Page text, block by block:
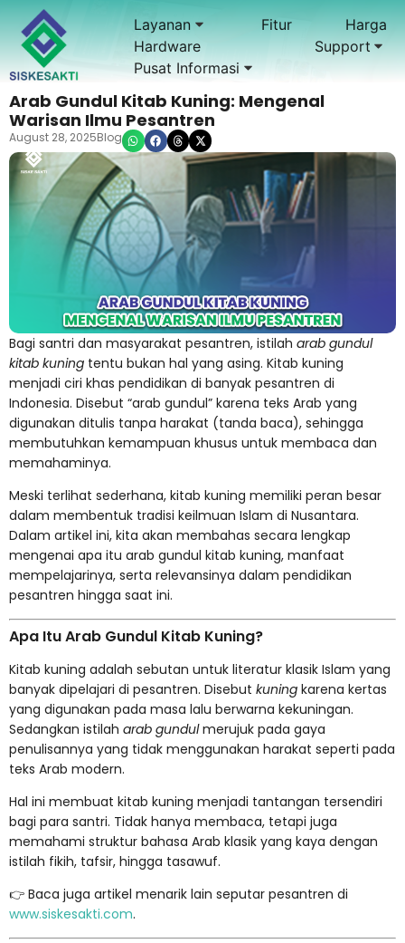
Layanan Fitur
Harga
Hardware
Support
Pusat Informasi
Arab Gundul Kitab Kuning: Mengenal
Warisan Ilmu Pesantren
August 28, 2025Blog
Bagi santri dan masyarakat pesantren, istilah arab gundul
kitab kuning tentu bukan hal yang asing. Kitab kuning
menjadi ciri khas pendidikan di banyak pesantren di
Indonesia. Disebut “arab gundul” karena teks Arab yang
digunakan ditulis tanpa harakat (tanda baca), sehingga
membutuhkan kemampuan khusus untuk membaca dan
memahaminya.
Meski terlihat sederhana, kitab kuning memiliki peran besar
dalam membentuk tradisi keilmuan Islam di Nusantara.
Dalam artikel ini, kita akan membahas secara lengkap
mengenai apa itu arab gundul kitab kuning, manfaat
mempelajarinya, serta relevansinya dalam pendidikan
pesantren hingga saat ini.
Apa Itu Arab Gundul Kitab Kuning?
Kitab kuning adalah sebutan untuk literatur klasik Islam yang
banyak dipelajari di pesantren. Disebut kuning karena kertas
yang digunakan pada masa lalu berwarna kekuningan.
Sedangkan istilah arab gundulmerujuk pada gaya
penulisannya yang tidak menggunakan harakat seperti pada
teks Arab modern.
Hal ini membuat kitab kuning menjadi tantangan tersendiri
bagi para santri. Tidak hanya membaca, tetapi juga
memahami struktur bahasa Arab klasik yang kaya dengan
istilah fikih, tafsir, hingga tasawuf.
👉 Baca juga artikel menarik lain seputar pesantren di
www.siskesakti.com.